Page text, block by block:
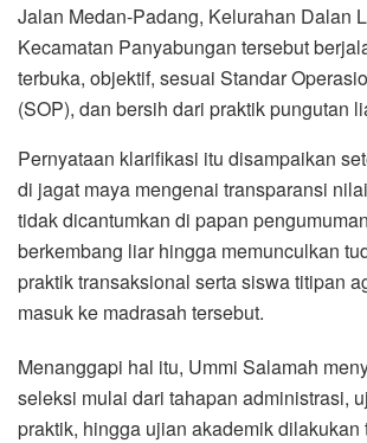
Jalan Medan-Padang, Kelurahan Dalan
Kecamatan Panyabungan tersebut
terbuka, objektif, sesuai Standar
(SOP), dan bersih dari praktik pungutan
Pernyataan klarifikasi itu disampaikan
di jagat maya mengenai transparansi
tidak dicantumkan di papan
berkembang liar hingga memunculkan
praktik transaksional serta siswa titipan
masuk ke madrasah tersebut.
Menanggapi hal itu, Ummi Salamah
seleksi mulai dari tahapan administrasi,
praktik, hingga ujian akademik dilakukan